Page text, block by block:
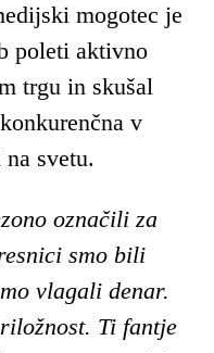
mogotec je
poleti aktivno
trgu in skušal
v
svetu.
označili za
smo bili
vlagali denar.
Ti fantje